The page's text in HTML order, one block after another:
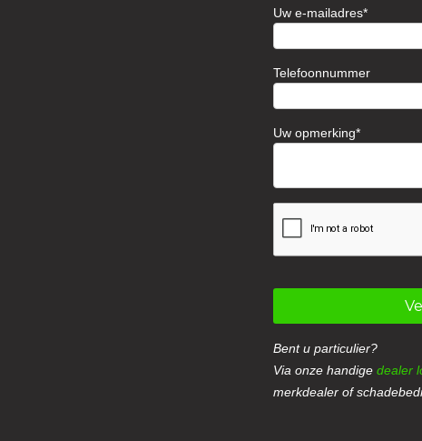
Uw e-mailadres
Telefoonnummer
Uw opmerking
Bent u particulier?
Via onze handigedealer
merkdealer of